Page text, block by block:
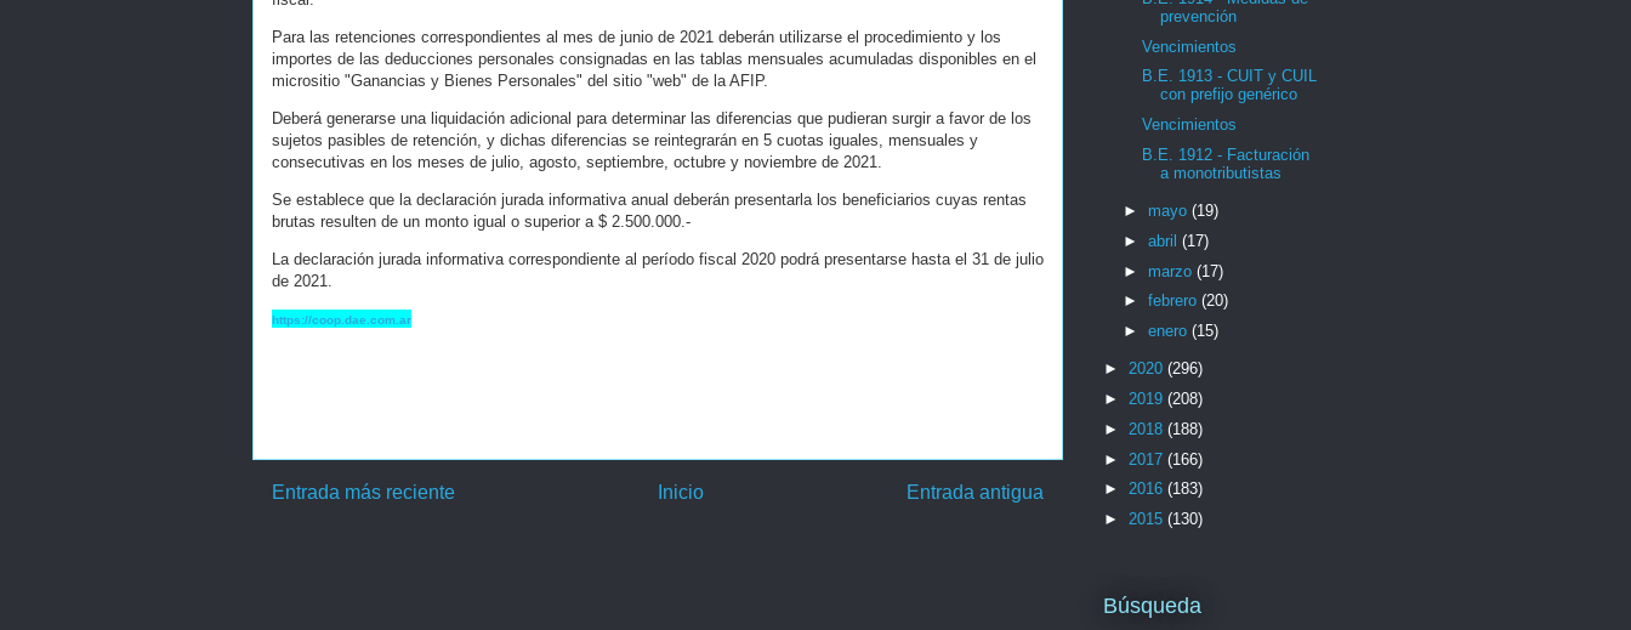
Para las retenciones correspondientes al mes de junio de 2021 deberán utilizarse el procedimiento y los
importes de las deducciones personales consignadas en las tablas mensuales acumuladas disponibles en el
micrositio "Ganancias y Bienes Personales" del sitio "web" de la AFIP.
Deberá generarse una liquidación adicional para determinar las diferencias que pudieran surgir a favor de los
sujetos pasibles de retención, y dichas diferencias se reintegrarán en 5 cuotas iguales, mensuales y
consecutivas en los meses de julio, agosto, septiembre, octubre y noviembre de 2021.
Se establece que la declaración jurada informativa anual deberán presentarla los beneficiarios cuyas rentas
brutas resulten de un monto igual o superior a $ 2.500.000.-
La declaración jurada informativa correspondiente al período fiscal 2020 podrá presentarse hasta el 31 de julio
de 2021.
https://coop.dae.com.ar
Entrada más reciente Entrada antigua
Inicio
prevención
Vencimientos
B.E. 1913 - CUIT y CUIL
con prefijo genérico
Vencimientos
B.E. 1912 - Facturación
a monotributistas
► mayo (19)
► abril (17)
► marzo (17)
► febrero (20)
► enero (15)
► 2020 (296)
► 2019 (208)
► 2018 (188)
► 2017 (166)
► 2016 (183)
► 2015 (130)
Búsqueda